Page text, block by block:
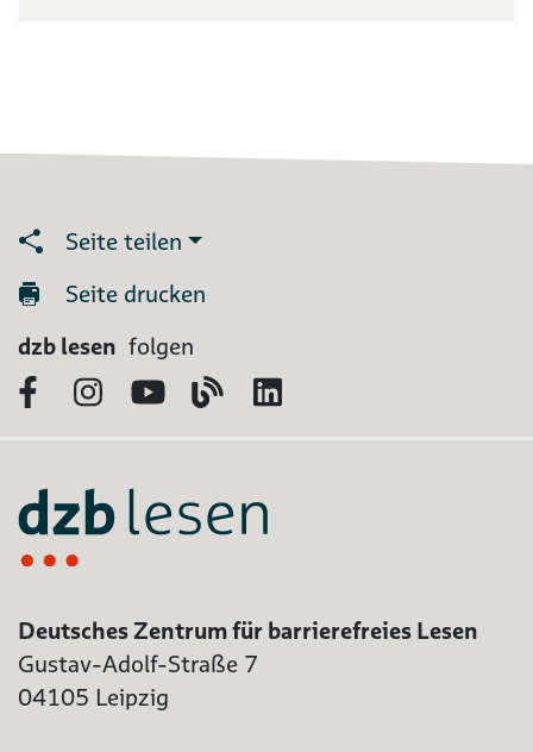
Seite teilen
Seite drucken
dzb lesen folgen
FacebookInstagram
YouTubeBlog
Deutsches Zentrum für barrierefreies Lesen
Gustav-Adolf-Straße 7
04105 Leipzig